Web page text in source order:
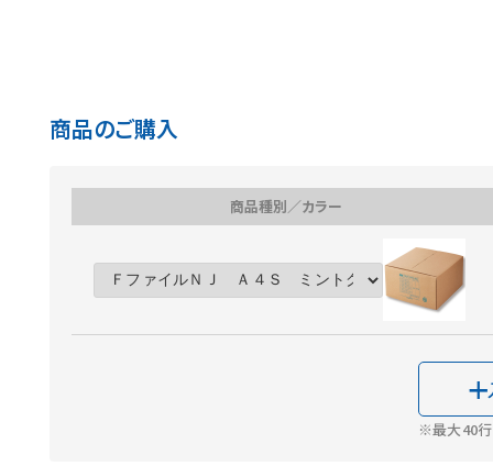
商品のご購入
商品種別／カラー
※最大40行